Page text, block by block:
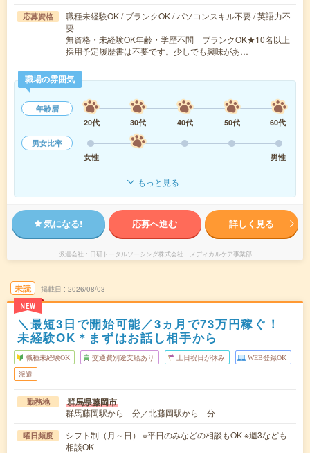
応募資格
職種未経験OK / ブランクOK / パソコンスキル不要 / 英語力不
要
無資格・未経験OK年齢・学歴不問 ブランクOK★10名以上
採用予定履歴書は不要です。少しでも興味があ…
職場の雰囲気
年齢層
20代
30代 40代 50代
60代
男女比率
女性
男性
もっと見る
気になる! 応募へ進む 詳しく見る
派遣会社 日研トータルソーシング株式会社 メディカルケア事業部
未読
NEW
掲載日 2026/08/03
＼最短3日で開始可能／3ヵ月で73万円稼ぐ！
未経験OK＊まずはお話し相手から
職種未経験OK 交通費別途支給あり 土日祝日が休み WEB登録OK
派遣
勤務地 群馬県藤岡市
群馬藤岡駅から---分／北藤岡駅から---分
曜日頻度
シフト制（月～日） ※平日のみなどの相談もOK ※週3なども
相談OK